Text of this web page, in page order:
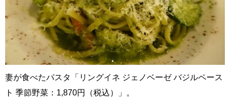
妻が食べたパスタ「リングイネ ジェノベーゼ バジルペース
ト 季節野菜：1,870円（税込）」。